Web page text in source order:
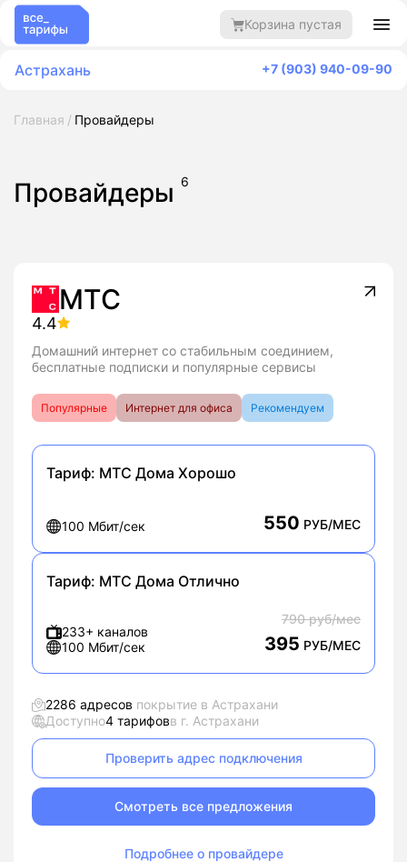
Корзина пустая
Астрахань +7 (903) 940-09-90
Главная Провайдеры
Провайдеры 6
МТС
4.4
Домашний интернет со стабильным соединием,
бесплатные подписки и популярные сервисы
Популярные Интернет для офиса Рекомендуем
Тариф: МТС Дома Хорошо
100 Мбит/сек 550 РУБ/МЕС
Тариф: МТС Дома Отлично
233+ каналов
100 Мбит/сек
790 руб/мес
395 РУБ/МЕС
2286 адресов покрытие в Астрахани
Доступно4 тарифовв г. Астрахани
Проверить адрес подключения
Смотреть все предложения
Подробнее о провайдере